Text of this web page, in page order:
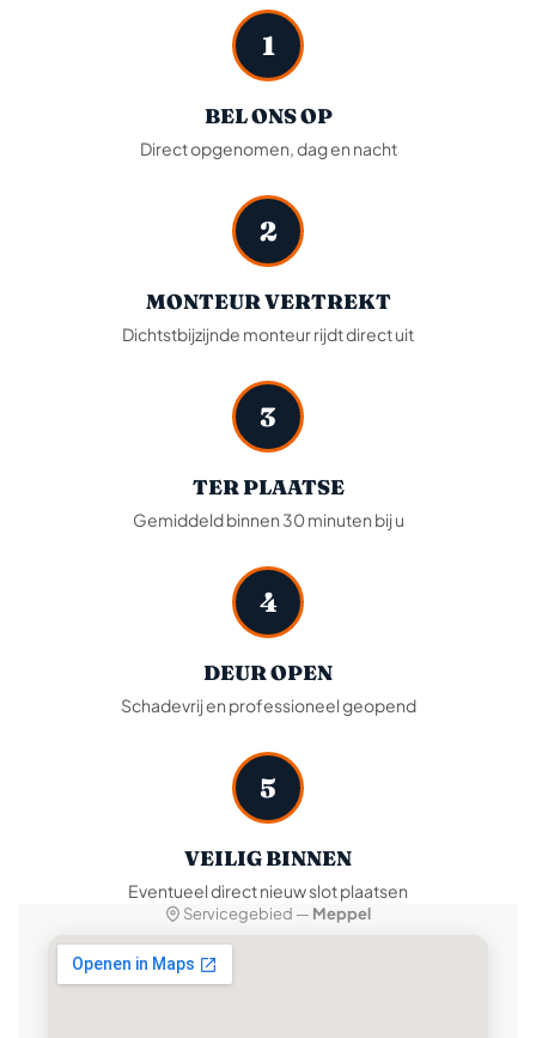
1
BEL ONS OP
Direct opgenomen, dag en nacht
2
MONTEUR VERTREKT
Dichtstbijzijnde monteur rijdt direct uit
3
TER PLAATSE
Gemiddeld binnen 30 minuten bij u
4
DEUR OPEN
Schadevrij en professioneel geopend
5
VEILIG BINNEN
Eventueel direct nieuw slot plaatsen
Servicegebied — Meppel